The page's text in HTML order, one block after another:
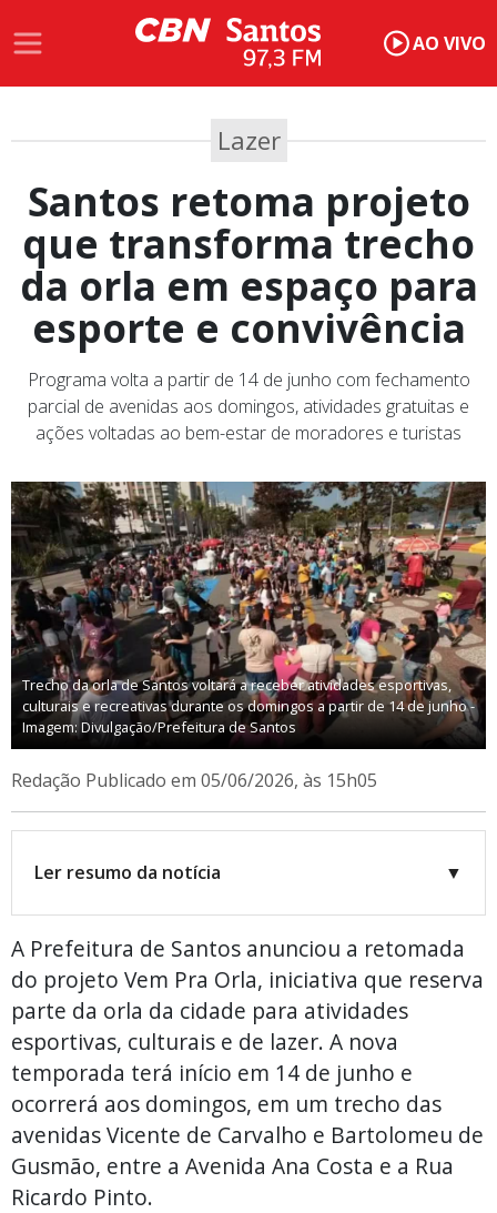
AO VIVO
Lazer
Santos retoma projeto
que transforma trecho
da orla em espaço para
esporte e convivência
Programa volta a partir de 14 de junho com fechamento
parcial de avenidas aos domingos, atividades gratuitas e
ações voltadas ao bem-estar de moradores e turistas
Trecho da orla de Santos voltará a receber atividades esportivas,
culturais e recreativas durante os domingos a partir de 14 de junho -
Imagem: Divulgação/Prefeitura de Santos
Redação Publicado em 05/06/2026, às 15h05
Ler resumo da notícia ▼
A Prefeitura de Santos anunciou a retomada
do projeto Vem Pra Orla, iniciativa que reserva
parte da orla da cidade para atividades
esportivas, culturais e de lazer. A nova
temporada terá início em 14 de junho e
ocorrerá aos domingos, em um trecho das
avenidas Vicente de Carvalho e Bartolomeu de
Gusmão, entre a Avenida Ana Costa e a Rua
Ricardo Pinto.